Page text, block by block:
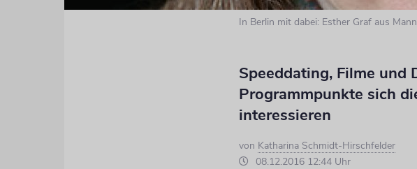
In Berlin mit dabei: Esther Graf aus
Speeddating, Filme und
Programmpunkte sich
interessieren
von Katharina Schmidt-Hirschfelder
08.12.2016 12:44 Uhr